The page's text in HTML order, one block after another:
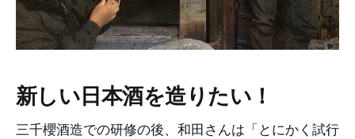
新しい日本酒を造りたい！
三千櫻酒造での研修の後、和田さんは「とにかく試行